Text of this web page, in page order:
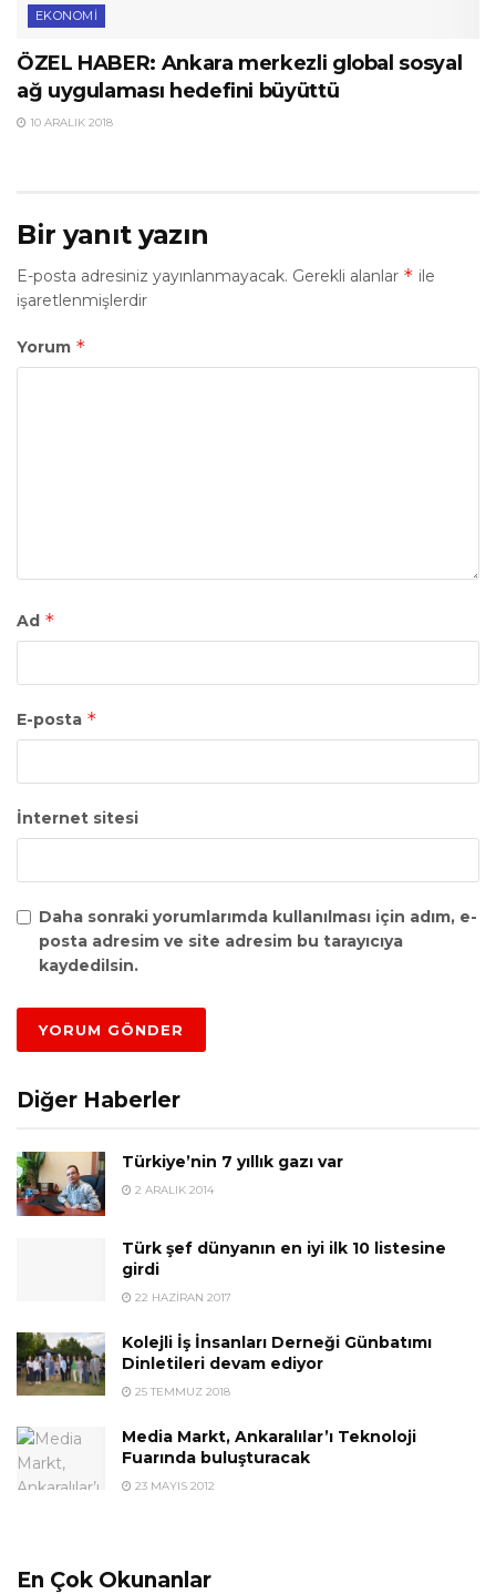
EKONOMI
ÖZEL HABER: Ankara merkezli global sosyal
ağ uygulaması hedefini büyüttü
10 ARALIK 2018
Bir yanıt yazın
E-posta adresiniz yayınlanmayacak. Gerekli alanlar * ile
işaretlenmişlerdir
Yorum *
Ad *
E-posta *
İnternet sitesi
Daha sonraki yorumlarımda kullanılması için adım, e-
posta adresim ve site adresim bu tarayıcıya
kaydedilsin.
Diğer Haberler
Türkiye’nin 7 yıllık gazı var
2 ARALIK 2014
Türk şef dünyanın en iyi ilk 10 listesine
girdi
22 HAZIRAN 2017
Kolejli İş İnsanları Derneği Günbatımı
Dinletileri devam ediyor
25 TEMMUZ 2018
Media Markt, Ankaralılar’ı Teknoloji
Fuarında buluşturacak
23 MAYIS 2012
En Çok Okunanlar